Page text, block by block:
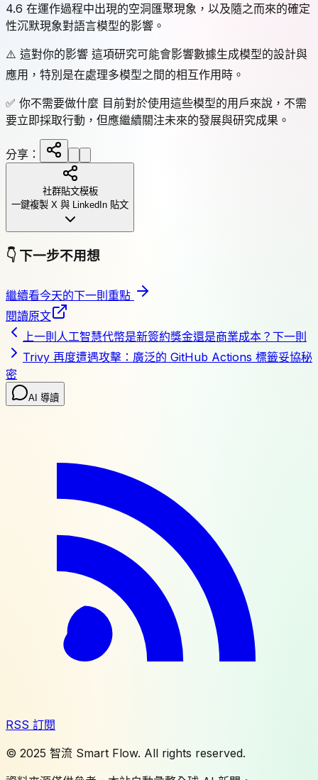
4.6 在運作過程中出現的空洞匯聚現象，以及隨之而來的確定
性沉默現象對語言模型的影響。
⚠️ 這對你的影響 這項研究可能會影響數據生成模型的設計與
應用，特別是在處理多模型之間的相互作用時。
✅ 你不需要做什麼 目前對於使用這些模型的用戶來說，不需
要立即採取行動，但應繼續關注未來的發展與研究成果。
分享：
社群貼文模板
一鍵複製 X 與 LinkedIn 貼文
👇 下一步不用想
繼續看今天的下一則重點
閱讀原文
上一則 人工智慧代幣是新簽約獎金還是商業成本？ 下一則
Trivy 再度遭遇攻擊：廣泛的 GitHub Actions 標籤妥協秘
密
AI 導讀
RSS 訂閱
© 2025 智流 Smart Flow. All rights reserved.